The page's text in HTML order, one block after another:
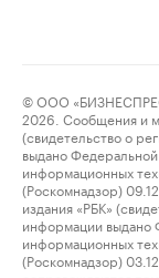
© ООО
2026. Сообщения и
(свидетельство о
выдано
информационных
(Роскомнадзор)
издания «РБК»
информации выдано
информационных
(Роскомнадзор)